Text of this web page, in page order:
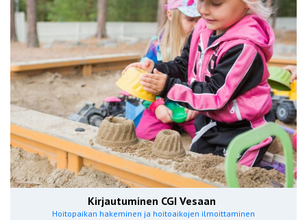
Kirjautuminen CGI Vesaan
Hoitopaikan hakeminen ja hoitoaikojen ilmoittaminen